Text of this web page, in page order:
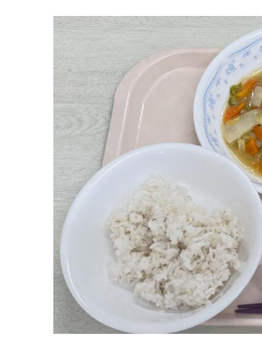
建設政策課
国県事業推進課
土木管理課
道水路整備課
みどり公園課
建築課
上下水道局
経営総務課